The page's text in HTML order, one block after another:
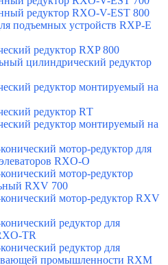
редуктор RXO-V-EST 800
подъемных устройств RXP-E
редуктор RXP 800
цилиндрический редуктор
редуктор монтируемый на
редуктор RТ
редуктор монтируемый на
мотор-редуктор для
RXO-O
мотор-редуктор
RXV 700
мотор-редуктор RXV
редуктор для
TR
редуктор для
промышленности RXМ